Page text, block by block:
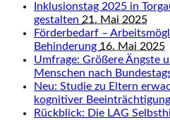
Inklusionstag 2025 in
gestalten 21. Mai 2025
Förderbedarf –
Behinderung 16. Mai 2025
Umfrage: Größere Ängste
Menschen nach
Neu: Studie zu Eltern
kognitiver Beeinträchtigung
Rückblick: Die LAG